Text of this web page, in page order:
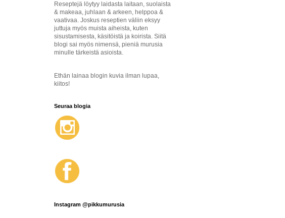
Reseptejä löytyy laidasta laitaan, suolaista
& makeaa, juhlaan & arkeen, helppoa &
vaativaa. Joskus reseptien väliin eksyy
juttuja myös muista aiheista, kuten
sisustamisesta, käsitöistä ja koirista. Siitä
blogi sai myös nimensä, pieniä murusia
minulle tärkeistä asioista.
Ethän lainaa blogin kuvia ilman lupaa,
kiitos!
Seuraa blogia
Instagram @pikkumurusia